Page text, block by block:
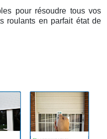
pour résoudre tous vos
roulants en parfait état de